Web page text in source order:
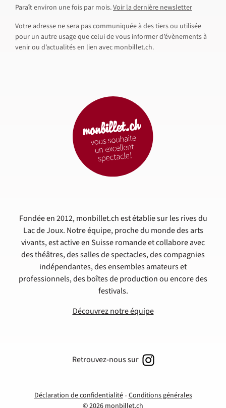
Fondée en 2012, monbillet.ch est établie sur les rives du
Lac de Joux. Notre équipe, proche du monde des arts
vivants, est active en Suisse romande et collabore avec
des théâtres, des salles de spectacles, des compagnies
indépendantes, des ensembles amateurs et
professionnels, des boîtes de production ou encore des
festivals.
Découvrez notre équipe
Paraît environ une fois par mois.Voir la dernière newsletter
Votre adresse ne sera pas communiquée à des tiers ou utilisée
pour un autre usage que celui de vous informer d’évènements à
venir ou d’actualités en lien avec monbillet.ch.
Déclaration de confidentialité Conditions générales
Retrouvez-nous sur